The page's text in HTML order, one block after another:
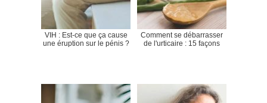
VIH : Est-ce que ça cause
une éruption sur le pénis ?
Comment se débarrasser
de l'urticaire : 15 façons